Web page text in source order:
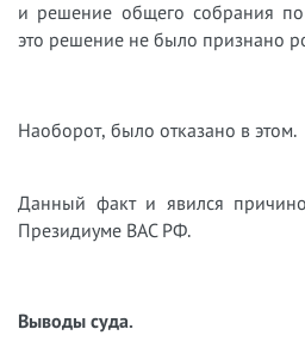
и решение общего собрания
это решение не было признано
Наоборот, было отказано в этом.
Данный факт и явился
Президиуме ВАС РФ.
Выводы суда.